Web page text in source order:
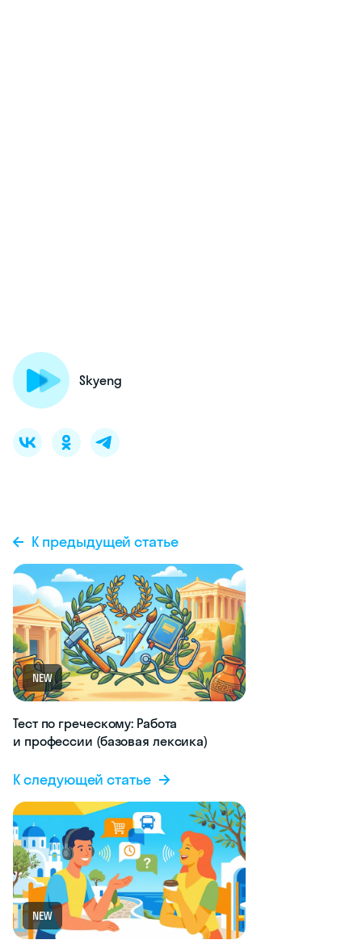
Skyeng
К предыдущей статье
NEW
Тест по греческому: Работа
и профессии (базовая лексика)
К следующей статье
NEW